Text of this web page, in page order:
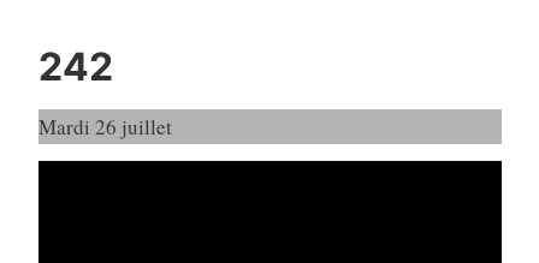
242
Mardi 26 juillet